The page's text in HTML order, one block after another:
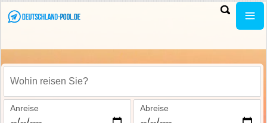
Wohin reisen Sie?
Anreise Abreise